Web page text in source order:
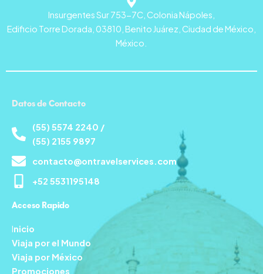
Insurgentes Sur 753-7C, Colonia Nápoles,
Edificio Torre Dorada, 03810, Benito Juárez, Ciudad de México,
México.
Datos de Contacto
(55) 5574 2240 /
(55) 2155 9897
contacto@ontravelservices.com
+52 5531195148
Acceso Rapido
Inicio
Viaja por el Mundo
Viaja por México
Promociones